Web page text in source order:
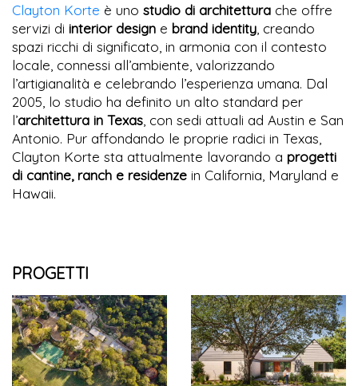
Clayton Korte è uno studio di architettura che offre
servizi di interior design e brand identity , creando
spazi ricchi di significato, in armonia con il contesto
locale, connessi all’ambiente, valorizzando
l’artigianalità e celebrando l’esperienza umana. Dal
2005, lo studio ha definito un alto standard per
l’architettura in Texas , con sedi attuali ad Austin e San
Antonio. Pur affondando le proprie radici in Texas,
Clayton Korte sta attualmente lavorando a progetti
di cantine, ranch e residenze in California, Maryland e
Hawaii.
PROGETTI